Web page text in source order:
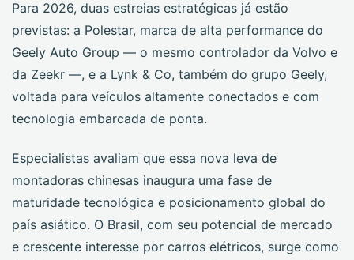
Para 2026, duas estreias estratégicas já estão
previstas: a Polestar, marca de alta performance do
Geely Auto Group — o mesmo controlador da Volvo e
da Zeekr —, e a Lynk & Co, também do grupo Geely,
voltada para veículos altamente conectados e com
tecnologia embarcada de ponta.
Especialistas avaliam que essa nova leva de
montadoras chinesas inaugura uma fase de
maturidade tecnológica e posicionamento global do
país asiático. O Brasil, com seu potencial de mercado
e crescente interesse por carros elétricos, surge como